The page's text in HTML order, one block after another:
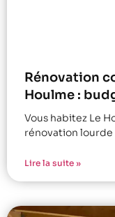
Rénovation
Houlme :
Vous habitez Le
rénovation
Lire la suite »